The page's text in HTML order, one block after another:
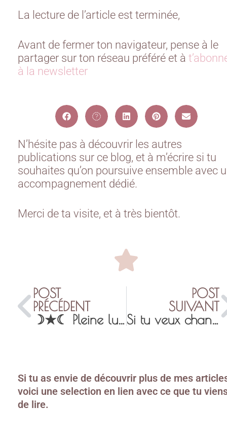
La lecture de l’article est terminée,
Avant de fermer ton navigateur, pense à le
partager sur ton réseau préféré et à
à la newsletter
N’hésite pas à découvrir les autres
publications sur ce blog, et à m’écrire si tu
souhaites qu’on poursuive ensemble avec
accompagnement dédié.
Merci de ta visite, et à très bientôt.
POST
PRÉCÉDENT
☽★☾ Pleine lune de miel du 28 juin 2018 : plonger pour renaître
POST
SUIVANT
Si tu veux changer le monde…. aime une femme.
Si tu as envie de découvrir plus de mes
voici une selection en lien avec ce que tu
de lire.